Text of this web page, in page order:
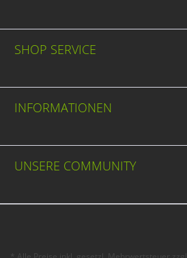
SHOP SERVICE
INFORMATIONEN
UNSERE COMMUNITY